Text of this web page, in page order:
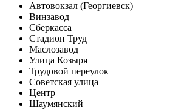
Автовокзал (Георгиевск)
Винзавод
Сберкасса
Стадион Труд
Маслозавод
Улица Козыря
Трудовой переулок
Советская улица
Центр
Шаумянский